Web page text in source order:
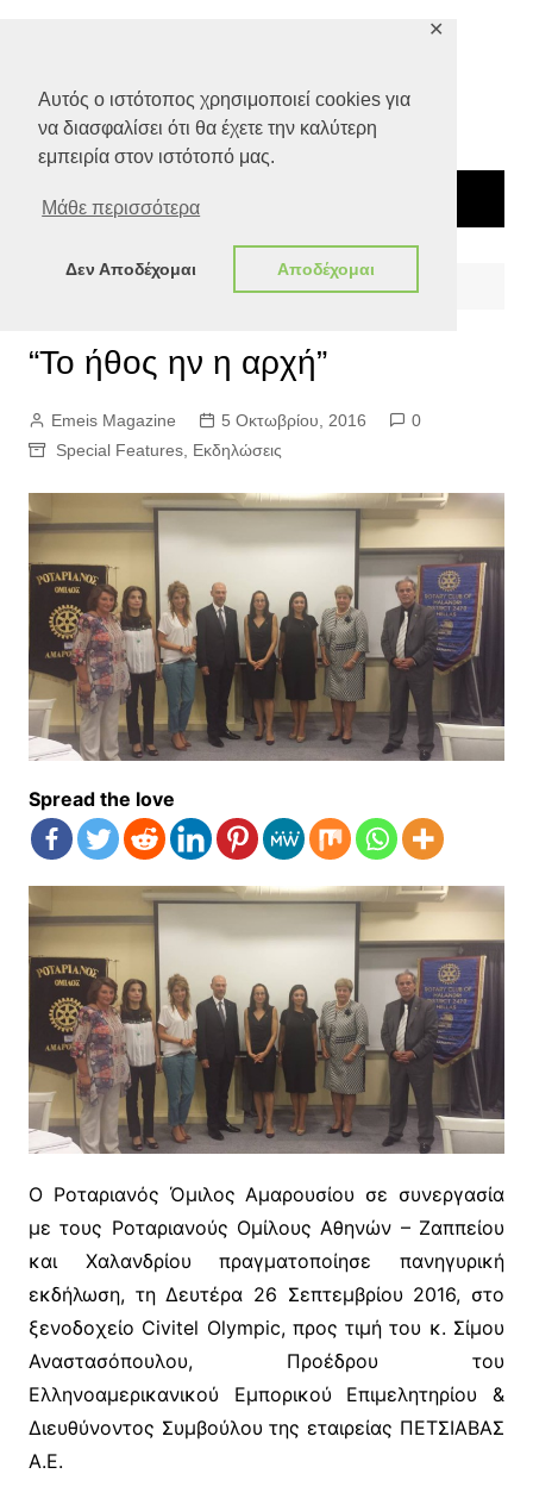
Αυτός ο ιστότοπος χρησιμοποιεί cookies για
να διασφαλίσει ότι θα έχετε την καλύτερη
εμπειρία στον ιστότοπό μας.
Μάθε περισσότερα
Δεν Αποδέχομαι Αποδέχομαι
✕
Special Features “Το ήθος ην η αρχή”
“Το ήθος ην η αρχή”
Emeis Magazine 5 Οκτωβρίου, 2016
0
Special Features, Εκδηλώσεις
Spread the love
Ο Ροταριανός Όμιλος Αμαρουσίου σε συνεργασία
με τους Ροταριανούς Ομίλους Αθηνών – Ζαππείου
και Χαλανδρίου πραγματοποίησε πανηγυρική
εκδήλωση, τη Δευτέρα 26 Σεπτεμβρίου 2016, στο
ξενοδοχείο Civitel Olympic, προς τιμή του κ. Σίμου
Αναστασόπουλου, Προέδρου του
Ελληνοαμερικανικού Εμπορικού Επιμελητηρίου &
Διευθύνοντος Συμβούλου της εταιρείας ΠΕΤΣΙΑΒΑΣ
Α.Ε.